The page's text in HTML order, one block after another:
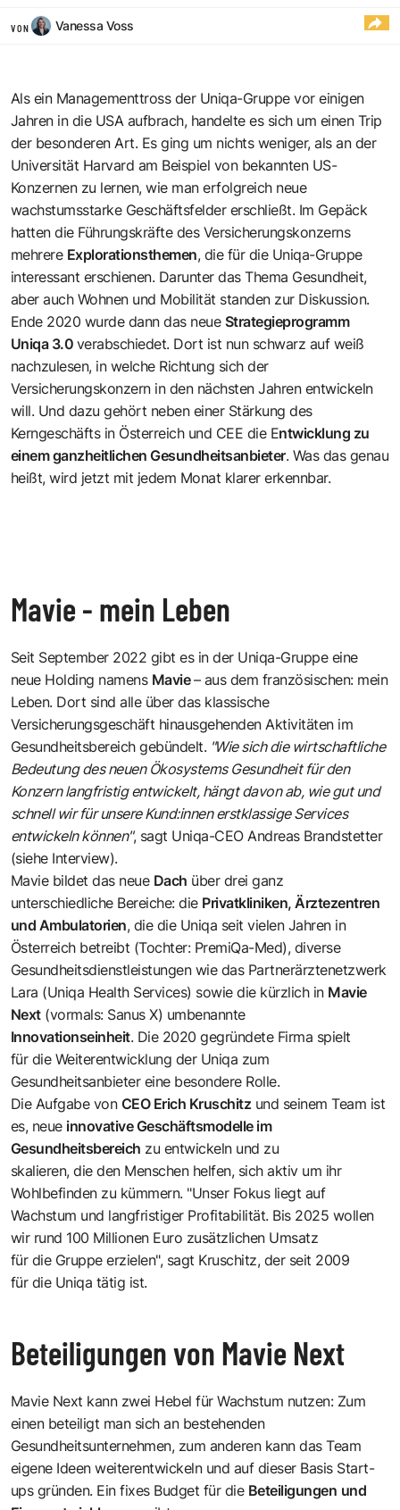
VON Vanessa Voss
Als ein Managementtross der Uniqa-Gruppe vor einigen
Jahren in die USA aufbrach, handelte es sich um einen Trip
der besonderen Art. Es ging um nichts weniger, als an der
Universität Harvard am Beispiel von bekannten US-
Konzernen zu lernen, wie man erfolgreich neue
wachstumsstarke Geschäftsfelder erschließt. Im Gepäck
hatten die Führungskräfte des Versicherungskonzerns
mehrere Explorationsthemen, die für die Uniqa-Gruppe
interessant erschienen. Darunter das Thema Gesundheit,
aber auch Wohnen und Mobilität standen zur Diskussion.
Ende 2020 wurde dann das neue Strategieprogramm
Uniqa 3.0 verabschiedet. Dort ist nun schwarz auf weiß
nachzulesen, in welche Richtung sich der
Versicherungskonzern in den nächsten Jahren entwickeln
will. Und dazu gehört neben einer Stärkung des
Kerngeschäfts in Österreich und CEE die Entwicklung zu
einem ganzheitlichen Gesundheitsanbieter. Was das genau
heißt, wird jetzt mit jedem Monat klarer erkennbar.
Mavie - mein Leben
Seit September 2022 gibt es in der Uniqa-Gruppe eine
neue Holding namens Mavie– aus dem französischen: mein
Leben. Dort sind alle über das klassische
Versicherungsgeschäft hinausgehenden Aktivitäten im
Gesundheitsbereich gebündelt. "Wie sich die wirtschaftliche
Bedeutung des neuen Ökosystems Gesundheit für den
Konzern langfristig entwickelt, hängt davon ab, wie gut und
schnell wir für unsere Kund:innen erstklassige Services
entwickeln können", sagt Uniqa-CEO Andreas Brandstetter
(siehe Interview).
Mavie bildet das neue Dach über drei ganz
unterschiedliche Bereiche: die Privatkliniken, Ärztezentren
und Ambulatorien, die die Uniqa seit vielen Jahren in
Österreich betreibt (Tochter: PremiQa-Med), diverse
Gesundheitsdienstleistungen wie das Partnerärztenetzwerk
Lara (Uniqa Health Services) sowie die kürzlich in Mavie
Next (vormals: Sanus X) umbenannte
Innovationseinheit. Die 2020 gegründete Firma spielt
für die Weiterentwicklung der Uniqa zum
Gesundheitsanbieter eine besondere Rolle.
Die Aufgabe von CEO Erich Kruschitz und seinem Team ist
es, neue innovative Geschäftsmodelle im
Gesundheitsbereich zu entwickeln und zu
skalieren, die den Menschen helfen, sich aktiv um ihr
Wohlbefinden zu kümmern. "Unser Fokus liegt auf
Wachstum und langfristiger Profitabilität. Bis 2025 wollen
wir rund 100 Millionen Euro zusätzlichen Umsatz
für die Gruppe erzielen", sagt Kruschitz, der seit 2009
für die Uniqa tätig ist.
Beteiligungen von Mavie Next
Mavie Next kann zwei Hebel für Wachstum nutzen: Zum
einen beteiligt man sich an bestehenden
Gesundheitsunternehmen, zum anderen kann das Team
eigene Ideen weiterentwickeln und auf dieser Basis Start-
ups gründen. Ein fixes Budget für die Beteiligungen und